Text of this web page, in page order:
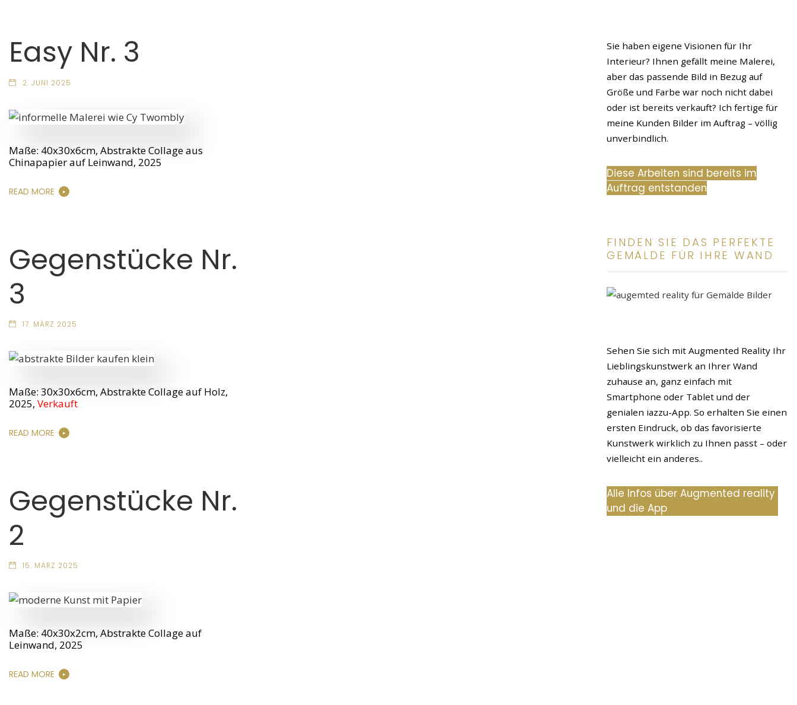
Easy Nr. 3
2. JUNI 2025
Maße: 40x30x6cm, Abstrakte Collage aus
Chinapapier auf Leinwand, 2025
READ MORE
Gegenstücke Nr.
3
17. MÄRZ 2025
Maße: 30x30x6cm, Abstrakte Collage auf Holz,
2025, Verkauft
READ MORE
Gegenstücke Nr.
2
15. MÄRZ 2025
Maße: 40x30x2cm, Abstrakte Collage auf
Leinwand, 2025
READ MORE
Sie haben eigene Visionen für Ihr
Interieur? Ihnen gefällt meine Malerei,
aber das passende Bild in Bezug auf
Größe und Farbe war noch nicht dabei
oder ist bereits verkauft? Ich fertige für
meine Kunden Bilder im Auftrag – völlig
unverbindlich.
Diese Arbeiten sind bereits im
Auftrag entstanden
FINDEN SIE DAS PERFEKTE
GEMÄLDE FÜR IHRE WAND
Sehen Sie sich mit Augmented Reality Ihr
Lieblingskunstwerk an Ihrer Wand
zuhause an, ganz einfach mit
Smartphone oder Tablet und der
genialen iazzu-App. So erhalten Sie einen
ersten Eindruck, ob das favorisierte
Kunstwerk wirklich zu Ihnen passt – oder
vielleicht ein anderes..
Alle Infos über Augmented reality
und die App